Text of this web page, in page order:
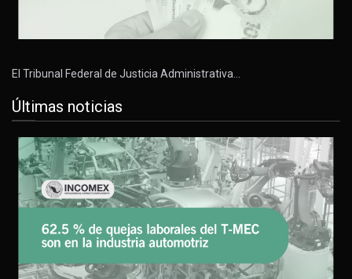
El Tribunal Federal de Justicia Administrativa…
Últimas noticias